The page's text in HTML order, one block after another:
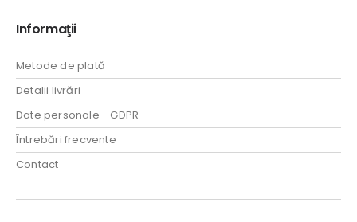
Informaţii
Metode de plată
Detalii livrări
Date personale - GDPR
Întrebări frecvente
Contact